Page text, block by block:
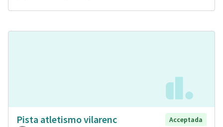
Pista atletismo vilarenc
Acceptada